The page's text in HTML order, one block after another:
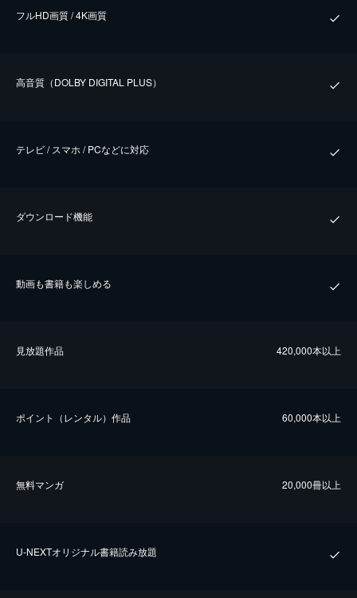
フルHD画質 / 4K画質
⾼⾳質（DOLBY DIGITAL PLUS）
テレビ / スマホ / PCなどに対応
ダウンロード機能
動画も書籍も楽しめる
⾒放題作品 420,000本以上
ポイント（レンタル）作品 60,000本以上
無料マンガ 20,000冊以上
U-NEXTオリジナル書籍読み放題